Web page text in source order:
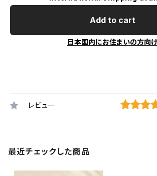
Add to cart
日本国内にお住まいの方向け
レビュー
最近チェックした商品